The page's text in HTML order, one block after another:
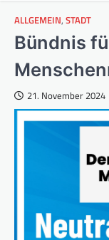
ALLGEMEIN, STADT
Bündnis
21. November 2024